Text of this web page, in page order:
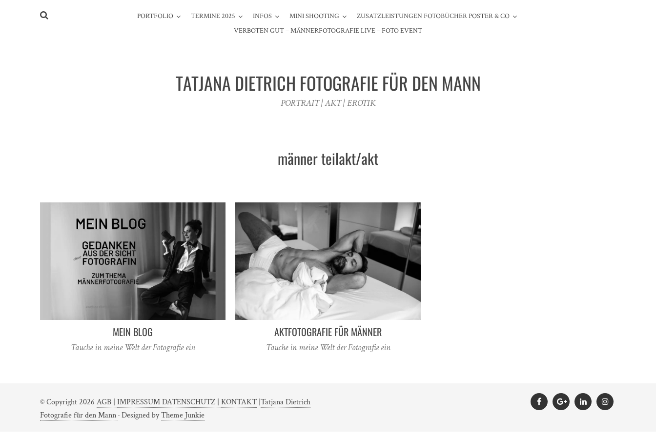
PORTFOLIO TERMINE 2025 INFOS MINI SHOOTING
ZUSATZLEISTUNGEN FOTOBÜCHER POSTER & CO
VERBOTEN GUT – MÄNNERFOTOGRAFIE LIVE – FOTO EVENT
TATJANA DIETRICH FOTOGRAFIE FÜR DEN MANN
PORTRAIT | AKT | EROTIK
männer teilakt/akt
MEIN BLOG
Tauche in meine Welt der Fotografie ein
AKTFOTOGRAFIE FÜR MÄNNER
Tauche in meine Welt der Fotografie ein
© Copyright 2026 AGB | IMPRESSUM DATENSCHUTZ | KONTAKT Tatjana Dietrich
Fotografie für den Mann · Designed byTheme Junkie